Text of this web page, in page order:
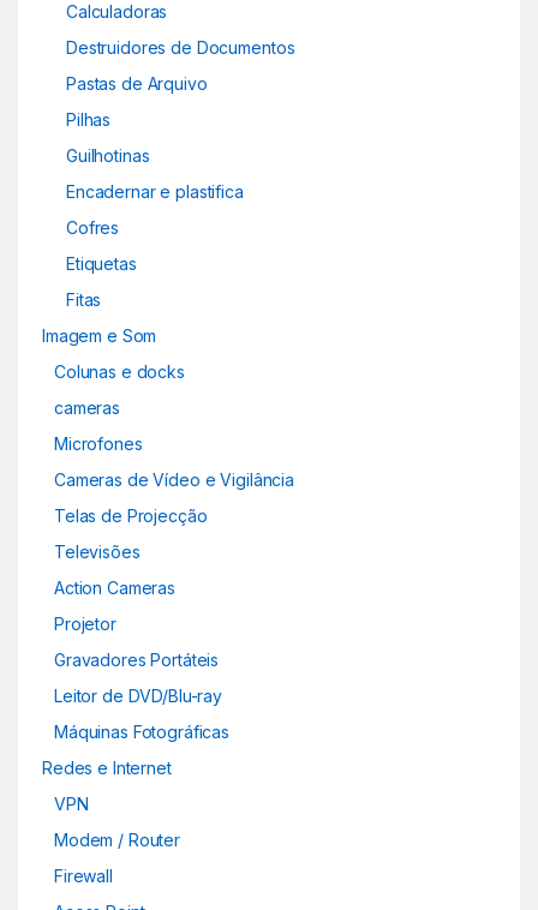
Calculadoras
Destruidores de Documentos
Pastas de Arquivo
Pilhas
Guilhotinas
Encadernar e plastifica
Cofres
Etiquetas
Fitas
Imagem e Som
Colunas e docks
cameras
Microfones
Cameras de Vídeo e Vigilância
Telas de Projecção
Televisões
Action Cameras
Projetor
Gravadores Portáteis
Leitor de DVD/Blu-ray
Máquinas Fotográficas
Redes e Internet
VPN
Modem / Router
Firewall